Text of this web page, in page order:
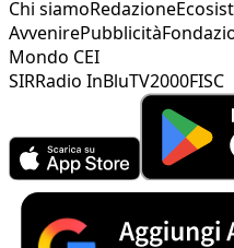
Chi siamoRedazione
AvvenirePubblicità
Mondo CEI
SIRRadio InBluTV2000FISC